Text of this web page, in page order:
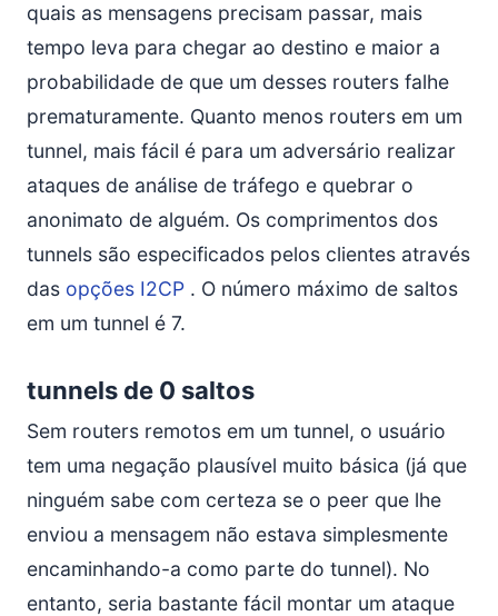
quais as mensagens precisam passar, mais
tempo leva para chegar ao destino e maior a
probabilidade de que um desses routers falhe
prematuramente. Quanto menos routers em um
tunnel, mais fácil é para um adversário realizar
ataques de análise de tráfego e quebrar o
anonimato de alguém. Os comprimentos dos
tunnels são especificados pelos clientes através
das opções I2CP . O número máximo de saltos
em um tunnel é 7.
tunnels de 0 saltos
Sem routers remotos em um tunnel, o usuário
tem uma negação plausível muito básica (já que
ninguém sabe com certeza se o peer que lhe
enviou a mensagem não estava simplesmente
encaminhando-a como parte do tunnel). No
entanto, seria bastante fácil montar um ataque